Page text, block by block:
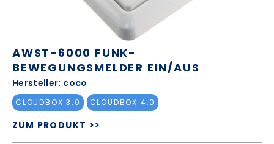
AWST-6000 FUNK-
BEWEGUNGSMELDER EIN/AUS
Hersteller: coco
CLOUDBOX 3.0 CLOUDBOX 4.0
ZUM PRODUKT >>